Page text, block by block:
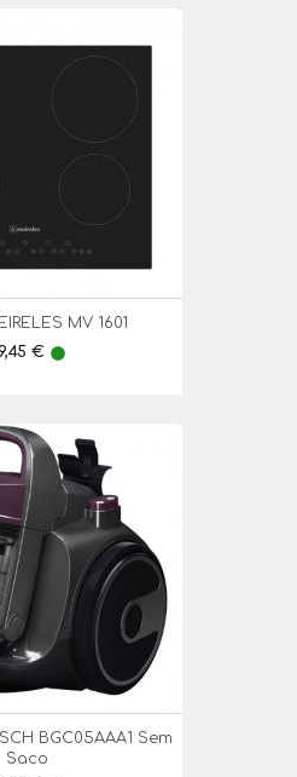
MV 1601
€ lens
BGC05AAA1 Sem
Saco